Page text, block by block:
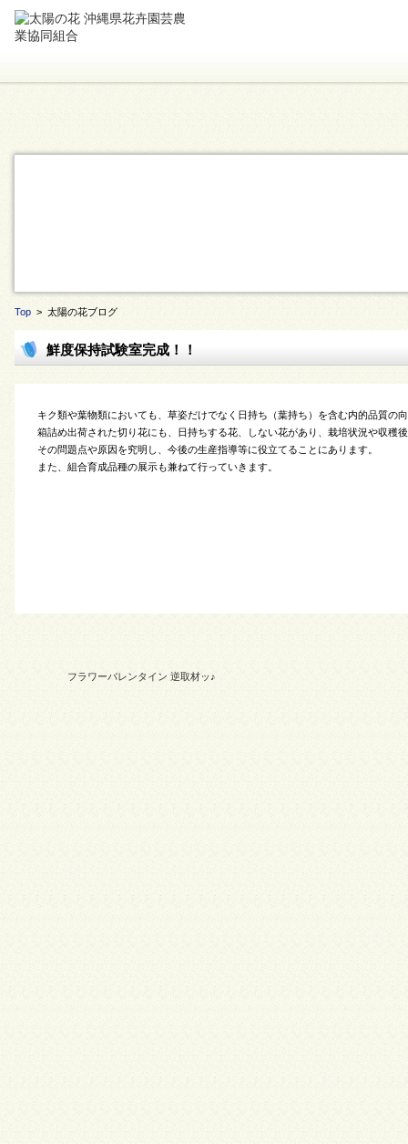
Top > 太陽の花ブログ
鮮度保持試験室完成！！
キク類や葉物類においても、草姿だけでなく日持ち（葉持ち）を含む内的品質の
箱詰め出荷された切り花にも、日持ちする花、しない花があり、栽培状況や収穫
その問題点や原因を究明し、今後の生産指導等に役立てることにあります。
また、組合育成品種の展示も兼ねて行っていきます。
フラワーバレンタイン 逆取材ッ♪